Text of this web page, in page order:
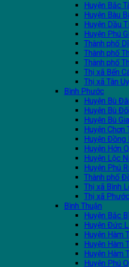
Huyện Bắc
Huyện Bàu
Huyện Dầu
Huyện Phú
Thành phố
Thành phố
Thành phố
Thị xã Bến
Thị xã Tân
Bình Phước
Huyện Bù
Huyện Bù
Huyện Bù
Huyện Chơn
Huyện Đồng
Huyện Hớn
Huyện Lộc
Huyện Phú
Thành phố
Thị xã Bình
Thị xã
Bình Thuận
Huyện Bắc
Huyện Đức
Huyện Hàm
Huyện Hàm
Huyện Hàm
Huyện Phú